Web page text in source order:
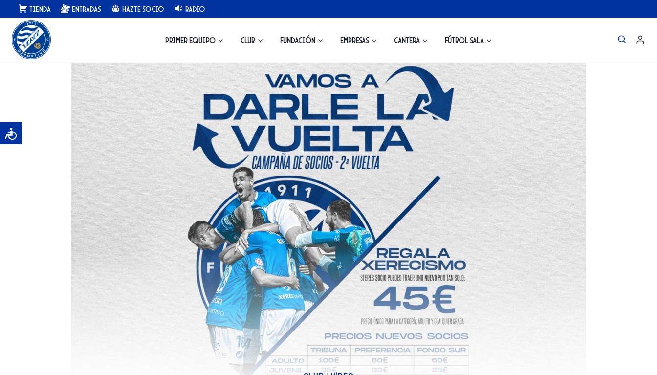
Saltar
al
contenido
Tienda Entradas Hazte Socio Radio
Primer equipo Club Fundación Empresas Cantera Fútbol Sala